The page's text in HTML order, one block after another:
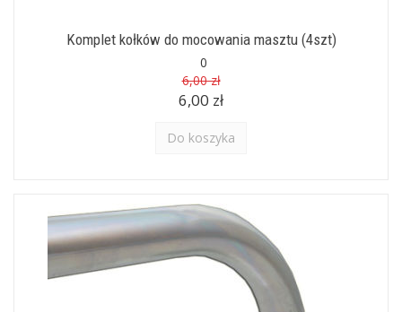
Komplet kołków do mocowania masztu (4szt)
0
6,00 zł
6,00 zł
Do koszyka